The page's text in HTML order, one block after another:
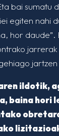
bai sumatu
egiten nahi
hor daude”.
jartzen
ildotik,
baina hori